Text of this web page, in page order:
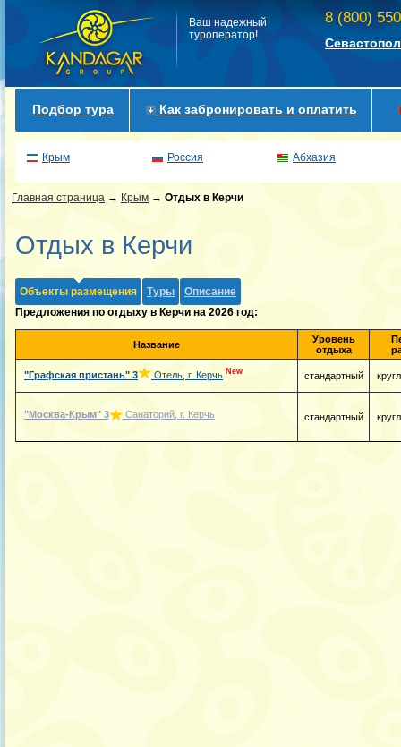
Ваш надежный
туроператор!
8 (800)
Подбор тура Как забронировать и оплатить
Крым Россия Абхазия
Главная страница → Крым → Отдых в Керчи
Отдых в Керчи
Объекты размещения Туры
Описание
Предложения по отдыху в Керчи на 2026 год:
Название
Уровень
отдыха
"Графская пристань" 3 Отель, г. Керчь New стандартный
"Москва-Крым" 3 Санаторий, г. Керчь стандартный